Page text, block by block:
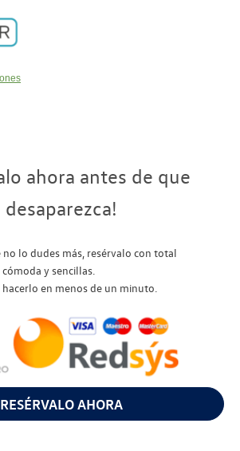
ahora antes de que
desaparezca!
no lo dudes más, resérvalo con total
y sencillas.
hacerlo en menos de un minuto.
RESÉRVALO AHORA